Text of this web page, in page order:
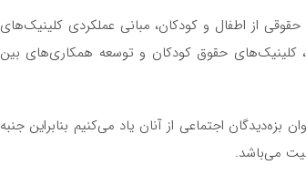
از اطفال و کودکان، مبانی عملکردی کلینیک‌های
حقوق کودکان و توسعه همکاری‌های بین
اجتماعی از آنان یاد می‌کنیم بنابراین جنبه
می‌باشد.